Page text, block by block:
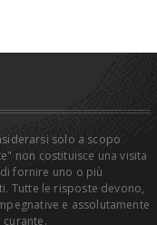
solo a scopo
non costituisce una visita
fornire uno o più
Tutte le risposte devono,
e assolutamente